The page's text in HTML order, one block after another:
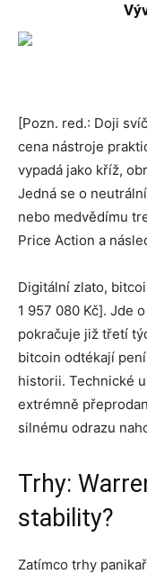
[Pozn. red.: Doji
cena nástroje
vypadá jako kříž,
Jedná se o
nebo medvědímu
Price Action a
Digitální zlato,
1 957 080 Kč]. Jde
pokračuje již třetí
bitcoin odtékají
historii. Technické
extrémně
silnému odrazu
Trhy:
stability?
Zatímco trhy